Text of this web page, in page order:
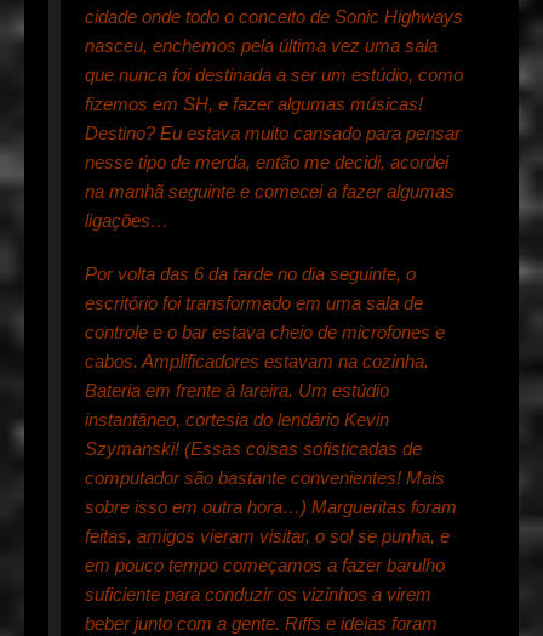
cidade onde todo o conceito de Sonic Highways
nasceu, enchemos pela última vez uma sala
que nunca foi destinada a ser um estúdio, como
fizemos em SH, e fazer algumas músicas!
Destino? Eu estava muito cansado para pensar
nesse tipo de merda, então me decidi, acordei
na manhã seguinte e comecei a fazer algumas
ligações…
Por volta das 6 da tarde no dia seguinte, o
escritório foi transformado em uma sala de
controle e o bar estava cheio de microfones e
cabos. Amplificadores estavam na cozinha.
Bateria em frente à lareira. Um estúdio
instantâneo, cortesia do lendário Kevin
Szymanski! (Essas coisas sofisticadas de
computador são bastante convenientes! Mais
sobre isso em outra hora…) Margueritas foram
feitas, amigos vieram visitar, o sol se punha, e
em pouco tempo começamos a fazer barulho
suficiente para conduzir os vizinhos a virem
beber junto com a gente. Riffs e ideias foram